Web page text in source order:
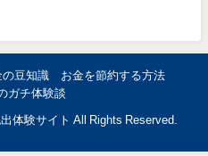
の豆知識
お金を節約する方法
ガチ体験談
体験サイト All Rights Reserved.